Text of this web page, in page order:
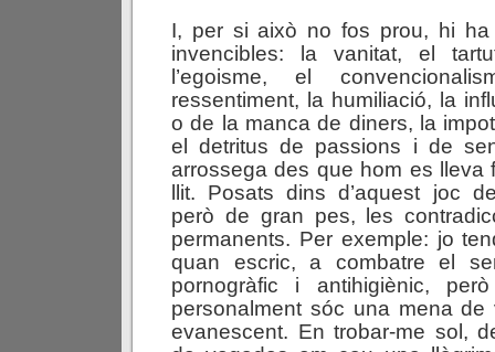
I, per si això no fos prou, hi ha
invencibles: la vanitat, el
l’egoisme, el
ressentiment, la humiliació, la
o de la manca de diners, la
el detritus de passions i de
arrossega des que hom es lleva
llit. Posats dins d’aquest joc
però de gran pes, les
permanents. Per exemple: jo
quan escric, a combatre el
pornogràfic i antihigiènic,
personalment sóc una mena de
evanescent. En trobar-me sol,